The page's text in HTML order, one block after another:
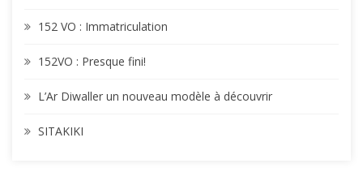
152 VO : Immatriculation
152VO : Presque fini!
L’Ar Diwaller un nouveau modèle à découvrir
SITAKIKI